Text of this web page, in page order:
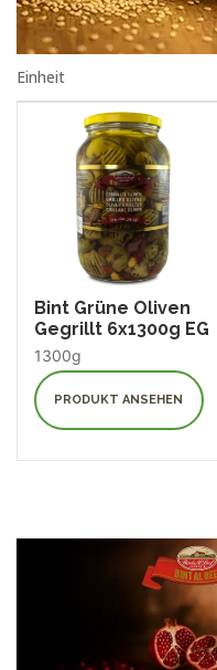
Bint Grüne Oliven
Gegrillt 6x1300g EG
1300g
PRODUKT ANSEHEN